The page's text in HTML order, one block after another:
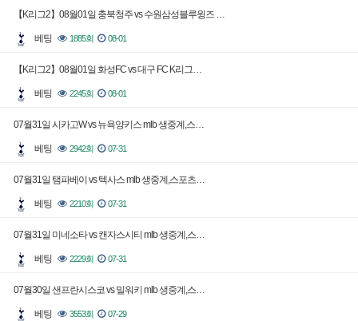
【K리그2】08월01일 충북청주 vs 수원삼성블루윙즈 …
베팅 1885회 08-01
【K리그2】08월01일 화성FC vs 대구 FC K리그…
베팅 2245회 08-01
07월31일 시카고W vs 뉴욕양키스 mlb 생중계,스…
베팅 2942회 07-31
07월31일 탬파베이 vs 텍사스 mlb 생중계,스포츠…
베팅 2210회 07-31
07월31일 미네소타 vs 캔자스시티 mlb 생중계,스…
베팅 2229회 07-31
07월30일 샌프란시스코 vs 밀워키 mlb 생중계,스…
베팅 3553회 07-29